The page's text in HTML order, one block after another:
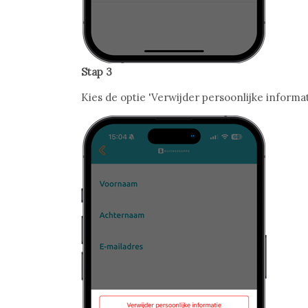
Stap 3
Kies de optie 'Verwijder persoonlijke